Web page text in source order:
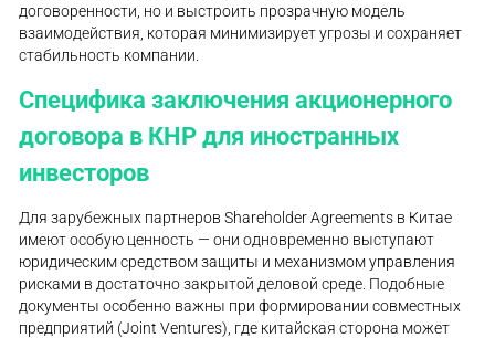
договоренности, но и выстроить прозрачную модель
взаимодействия, которая минимизирует угрозы и сохраняет
стабильность компании.
Специфика заключения акционерного
договора в КНР для иностранных
инвесторов
Для зарубежных партнеров Shareholder Agreements в Китае
имеют особую ценность — они одновременно выступают
юридическим средством защиты и механизмом управления
рисками в достаточно закрытой деловой среде. Подобные
документы особенно важны при формировании совместных
предприятий (Joint Ventures), где китайская сторона может